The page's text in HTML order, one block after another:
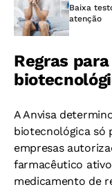
Baixa
atenção
Regras
A Anvisa
biotecnológica só
empresas
farmacêutico
medicamento de